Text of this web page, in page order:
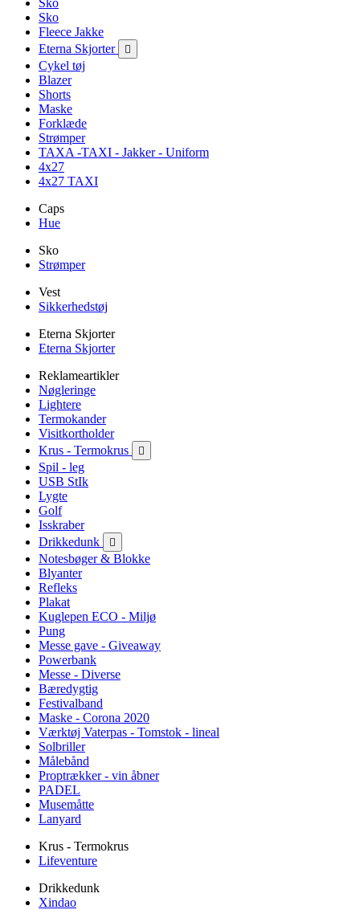
Sko
Sko
Fleece Jakke
Eterna Skjorter

Cykel tøj
Blazer
Shorts
Maske
Forklæde
Strømper
TAXA -TAXI - Jakker - Uniform
4x27
4x27 TAXI
Caps
Hue
Sko
Strømper
Vest
Sikkerhedstøj
Eterna Skjorter
Eterna Skjorter
Reklameartikler
Nøgleringe
Lightere
Termokander
Visitkortholder
Krus - Termokrus

Spil - leg
USB StIk
Lygte
Golf
Isskraber
Drikkedunk

Notesbøger & Blokke
Blyanter
Refleks
Plakat
Kuglepen ECO - Miljø
Pung
Messe gave - Giveaway
Powerbank
Messe - Diverse
Bæredygtig
Festivalband
Maske - Corona 2020
Værktøj Vaterpas - Tomstok - lineal
Solbriller
Målebånd
Proptrækker - vin åbner
PADEL
Musemåtte
Lanyard
Krus - Termokrus
Lifeventure
Drikkedunk
Xindao